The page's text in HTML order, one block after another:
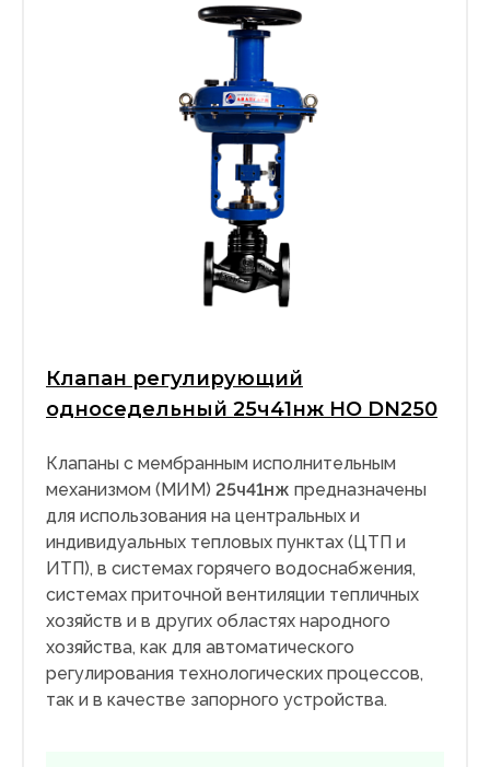
Клапан регулирующий
односедельный 25ч41нж НО DN250
Клапаны с мембранным исполнительным
механизмом (МИМ) 25ч41нж предназначены
для использования на центральных и
индивидуальных тепловых пунктах (ЦТП и
ИТП), в системах горячего водоснабжения,
системах приточной вентиляции тепличных
хозяйств и в других областях народного
хозяйства, как для автоматического
регулирования технологических процессов,
так и в качестве запорного устройства.